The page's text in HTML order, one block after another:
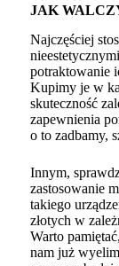
JAK
Najczęściej
potraktowanie
Kupimy je w
skuteczność
zapewnienia
o to zadbamy,
Innym,
zastosowanie
takiego
złotych w
Warto
nam już